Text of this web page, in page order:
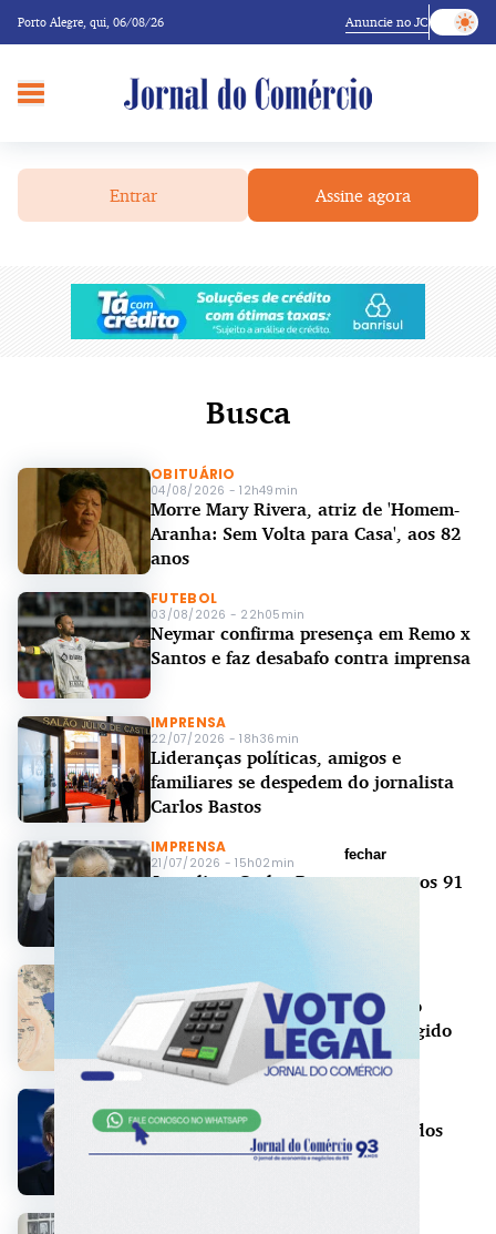
Porto Alegre, qui, 06/08/26 Anuncie no JC
Entrar Assine agora
Busca
OBITUÁRIO
04/08/2026 - 12h49min
Morre Mary Rivera, atriz de 'Homem-
Aranha: Sem Volta para Casa', aos 82
anos
FUTEBOL
03/08/2026 - 22h05min
Neymar confirma presença em Remo x
Santos e faz desabafo contra imprensa
IMPRENSA
22/07/2026 - 18h36min
Lideranças políticas, amigos e
familiares se despedem do jornalista
Carlos Bastos
IMPRENSA
21/07/2026 - 15h02min
Jornalista Carlos Bastos morre aos 91
12/07/2026 - 08h31min
Irã anuncia novo fechamento do
Estreito de Ormuz e diz ter atingido
embarcação na rota
11/07/2026 - 18h28min
Trump volta a atacar imprensa dos
Estados Unidos e exalta vitória
fechar